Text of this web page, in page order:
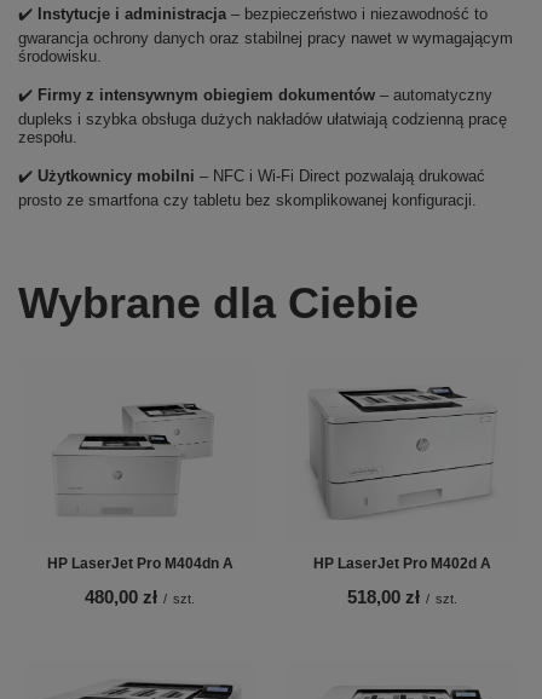
✔️ Instytucje i administracja– bezpieczeństwo i niezawodność to
gwarancja ochrony danych oraz stabilnej pracy nawet w wymagającym
środowisku.
✔️ Firmy z intensywnym obiegiem dokumentów – automatyczny
dupleks i szybka obsługa dużych nakładów ułatwiają codzienną pracę
zespołu.
✔️ Użytkownicy mobilni – NFC i Wi-Fi Direct pozwalają drukować
prosto ze smartfona czy tabletu bez skomplikowanej konfiguracji.
Wybrane dla Ciebie
HP LaserJet Pro M404dn A
480,00 zł / szt.
HP LaserJet Pro M402d A
518,00 zł / szt.